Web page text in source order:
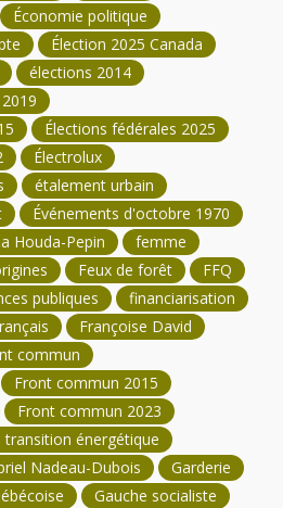
Économie politique
Élection 2025 Canada
élections 2014
Élections fédérales 2025
Électrolux
étalement urbain
Événements d'octobre 1970
Houda-Pepin
femme
Feux de forêt
FFQ
publiques
financiarisation
Françoise David
commun
Front commun 2015
Front commun 2023
énergétique
Nadeau-Dubois
Garderie
Gauche socialiste